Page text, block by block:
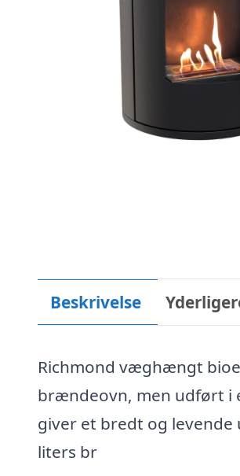
Beskrivelse
Richmond væghængt
brændeovn, men udført i
giver et bredt og
liters br